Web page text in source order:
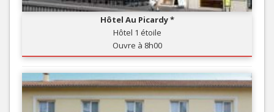
Hôtel Au Picardy *
Hôtel 1 étoile
Ouvre à 8h00